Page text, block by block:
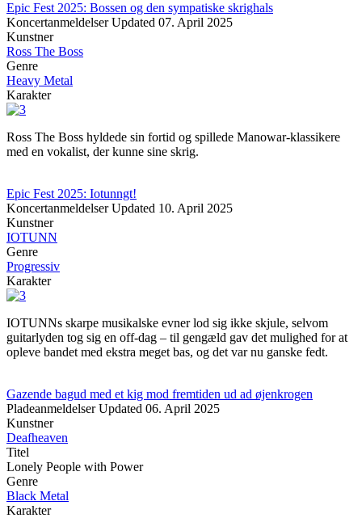
Epic Fest 2025: Bossen og den sympatiske skrighals
Koncertanmeldelser Updated 07. April 2025
Kunstner
Ross The Boss
Genre
Heavy Metal
Karakter
Ross The Boss hyldede sin fortid og spillede Manowar-klassikere
med en vokalist, der kunne sine skrig.
Epic Fest 2025: Iotunngt!
Koncertanmeldelser Updated 10. April 2025
Kunstner
IOTUNN
Genre
Progressiv
Karakter
IOTUNNs skarpe musikalske evner lod sig ikke skjule, selvom
guitarlyden tog sig en off-dag – til gengæld gav det mulighed for at
opleve bandet med ekstra meget bas, og det var nu ganske fedt.
Gazende bagud med et kig mod fremtiden ud ad øjenkrogen
Pladeanmeldelser Updated 06. April 2025
Kunstner
Deafheaven
Titel
Lonely People with Power
Genre
Black Metal
Karakter